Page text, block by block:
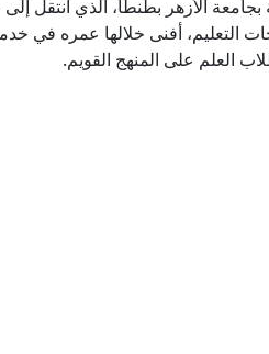
بجامعة الأزهر بطنطا، الذي انتقل
التعليم، أفنى خلالها عمره في
العلم على المنهج القويم.